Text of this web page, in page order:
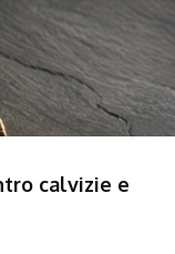
calvizie e